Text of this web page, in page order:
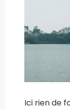
Ici rien de